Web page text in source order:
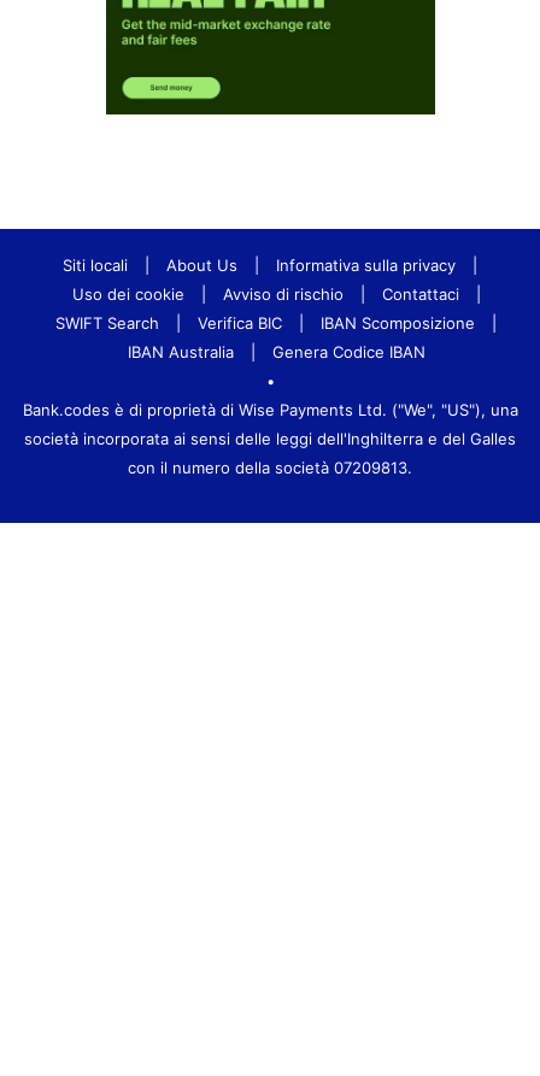
Siti locali About Us Informativa sulla privacy
Uso dei cookie
Avviso di rischio Contattaci
SWIFT Search
Verifica BIC IBAN Scomposizione
IBAN Australia
Genera Codice IBAN
•
Bank.codes è di proprietà di Wise Payments Ltd. ("We", "US"), una
società incorporata ai sensi delle leggi dell'Inghilterra e del Galles
con il numero della società 07209813.